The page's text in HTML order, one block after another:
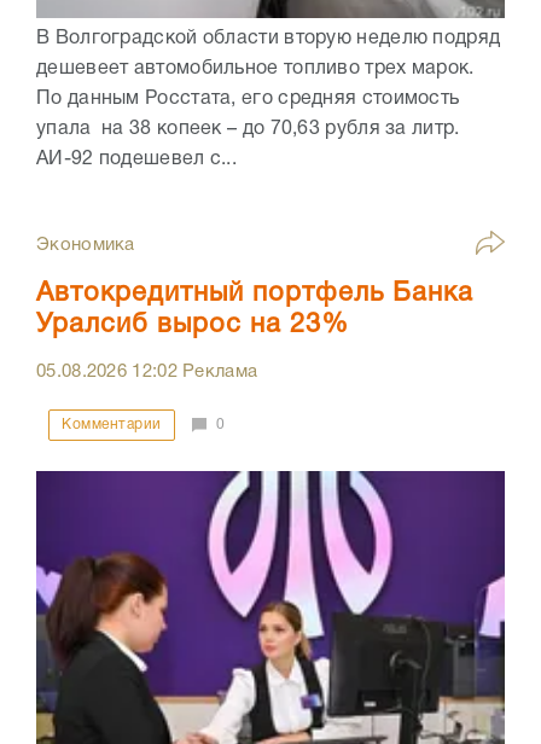
В Волгоградской области вторую неделю подряд
дешевеет автомобильное топливо трех марок.
По данным Росстата, его средняя стоимость
упала на 38 копеек – до 70,63 рубля за литр.
АИ-92 подешевел с...
Экономика
Автокредитный портфель Банка
Уралсиб вырос на 23%
05.08.2026 12:02Реклама
Комментарии 0